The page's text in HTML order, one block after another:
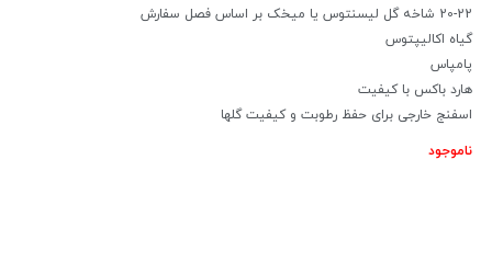
20-22 شاخه گل لیسنتوس یا میخک بر اساس فصل سفارش
گیاه اکالیپتوس
پامپاس
هارد باکس با کیفیت
اسفنج خارجی برای حفظ رطوبت و کیفیت گلها
ناموجود